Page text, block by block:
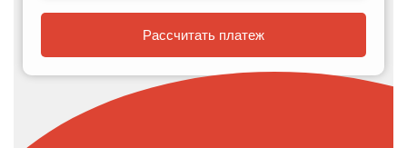
Рассчитать платеж